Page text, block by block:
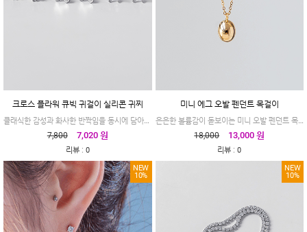
크로스 플라워 큐빅 귀걸이 실리콘 귀찌
클래식한 감성과 화사한 반짝임을 동시에 담아낸 귀걸이 실리콘 귀찌입니다
7,800
7,020 원
리뷰: 0
미니 에그 오발 펜던트 목걸이
은은한 볼륨감이 돋보이는 미니 오발 펜던트 목걸이
18,000
13,000 원
리뷰 :0
NEW
10%
NEW
10%